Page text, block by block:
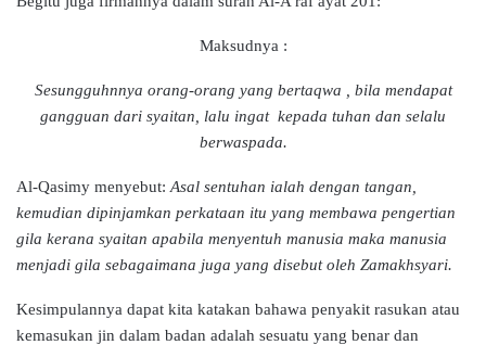
Maksudnya :
Sesungguhnnya orang-orang yang bertaqwa , bila mendapat
gangguan dari syaitan, lalu ingat kepada tuhan dan selalu
berwaspada.
Al-Qasimy menyebut: Asal sentuhan ialah dengan tangan,
kemudian dipinjamkan perkataan itu yang membawa pengertian
gila kerana syaitan apabila menyentuh manusia maka manusia
menjadi gila sebagaimana juga yang disebut oleh Zamakhsyari.
Kesimpulannya dapat kita katakan bahawa penyakit rasukan atau
kemasukan jin dalam badan adalah sesuatu yang benar dan